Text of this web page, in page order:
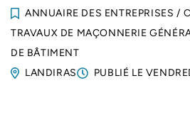
ANNUAIRE DES ENTREPRISES /
TRAVAUX DE MAÇONNERIE
DE BÂTIMENT
LANDIRAS
PUBLIÉ LE